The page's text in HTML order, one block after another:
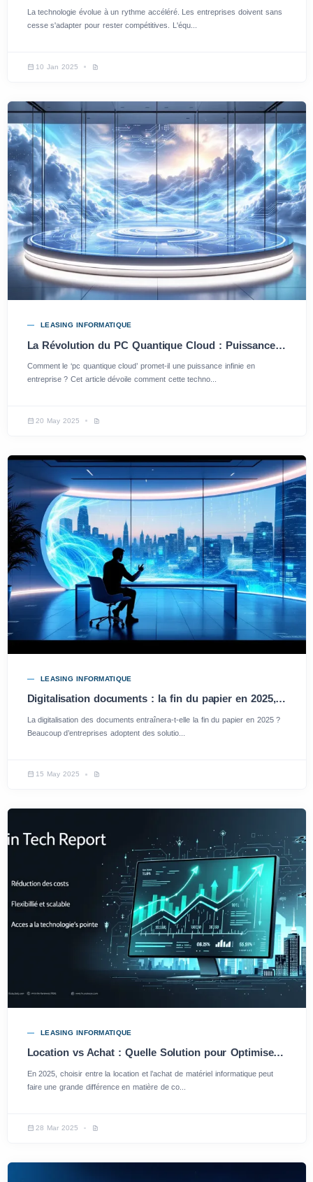
La technologie évolue à un rythme accéléré. Les entreprises doivent sans
cesse s'adapter pour rester compétitives. L'équ...
10 Jan 2025
LEASING INFORMATIQUE
La Révolution du PC Quantique Cloud : Puissance Infinie en Entreprise
Comment le ‘pc quantique cloud’ promet-il une puissance infinie en
entreprise ? Cet article dévoile comment cette techno...
20 May 2025
LEASING INFORMATIQUE
Digitalisation documents : la fin du papier en 2025, tout ce qu’il faut savoir
La digitalisation des documents entraînera-t-elle la fin du papier en 2025 ?
Beaucoup d’entreprises adoptent des solutio...
15 May 2025
LEASING INFORMATIQUE
Location vs Achat : Quelle Solution pour Optimiser son Parc Informatique en 2025?
En 2025, choisir entre la location et l’achat de matériel informatique peut
faire une grande différence en matière de co...
28 Mar 2025